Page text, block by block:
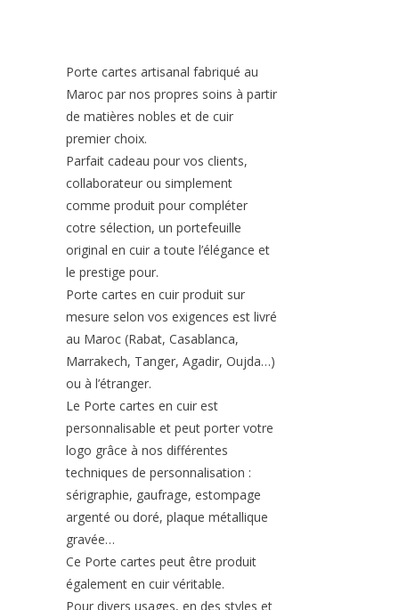
Porte cartes artisanal fabriqué au
Maroc par nos propres soins à partir
de matières nobles et de cuir
premier choix.
Parfait cadeau pour vos clients,
collaborateur ou simplement
comme produit pour compléter
cotre sélection, un portefeuille
original en cuir a toute l’élégance et
le prestige pour.
Porte cartes en cuir produit sur
mesure selon vos exigences est livré
au Maroc (Rabat, Casablanca,
Marrakech, Tanger, Agadir, Oujda…)
ou à l’étranger.
Le Porte cartes en cuir est
personnalisable et peut porter votre
logo grâce à nos différentes
techniques de personnalisation :
sérigraphie, gaufrage, estompage
argenté ou doré, plaque métallique
gravée…
Ce Porte cartes peut être produit
également en cuir véritable.
Pour divers usages, en des styles et